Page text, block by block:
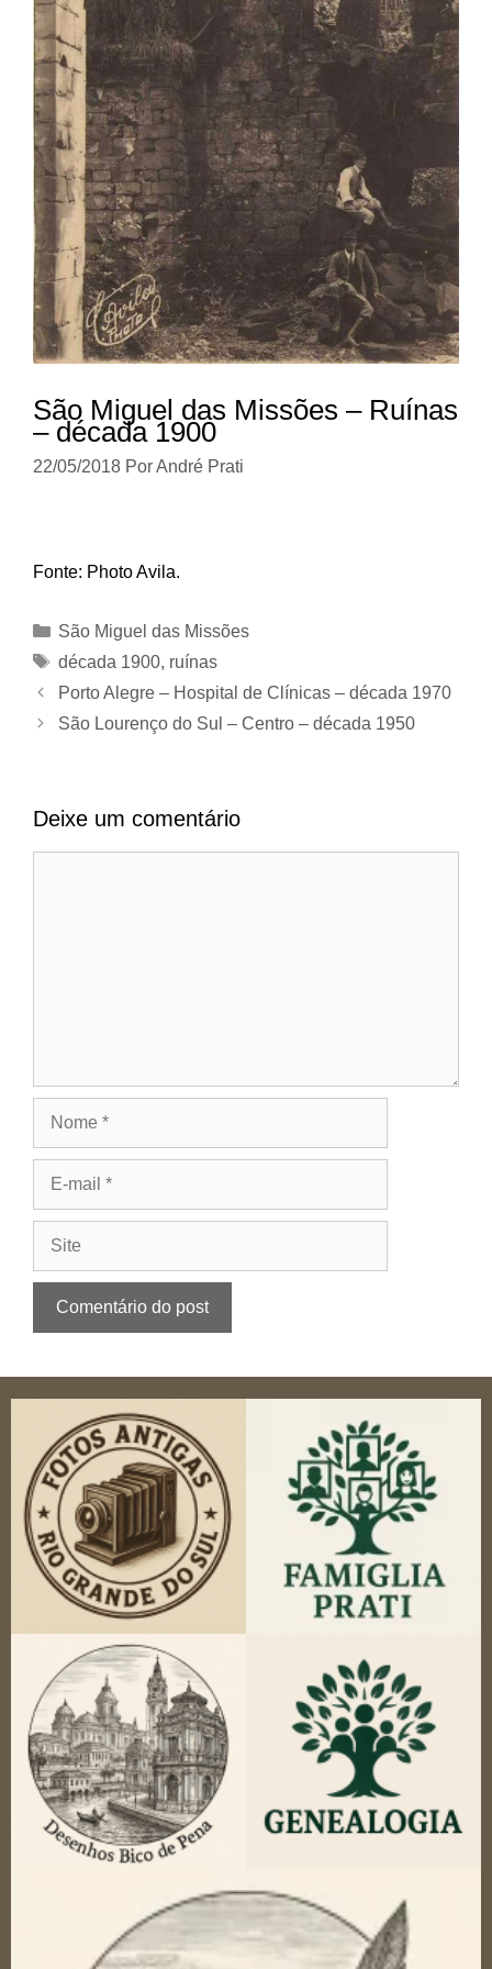
São Miguel das Missões – Ruínas
– década 1900
22/05/2018 PorAndré Prati
Fonte: Photo Avila.
Categorias
São Miguel das Missões
Tags
década 1900, ruínas
Porto Alegre – Hospital de Clínicas – década 1970
São Lourenço do Sul – Centro – década 1950
Deixe um comentário
mail